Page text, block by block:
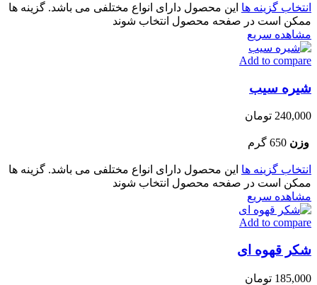
انتخاب گزینه ها این محصول دارای انواع مختلفی می باشد. گزینه ها
ممکن است در صفحه محصول انتخاب شوند
مشاهده سریع
Add to compare
شیره سیب
240,000 تومان
وزن 650 گرم
انتخاب گزینه ها این محصول دارای انواع مختلفی می باشد. گزینه ها
ممکن است در صفحه محصول انتخاب شوند
مشاهده سریع
Add to compare
شکر قهوه ای
185,000 تومان